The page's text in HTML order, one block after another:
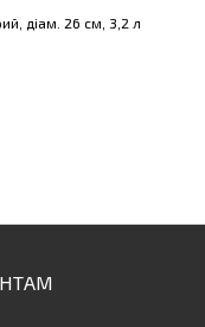
діам. 26 см, 3,2 л